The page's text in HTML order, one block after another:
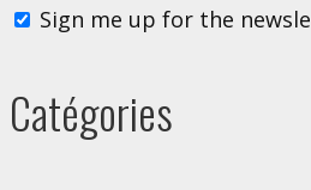
Sign me up for the
Catégories